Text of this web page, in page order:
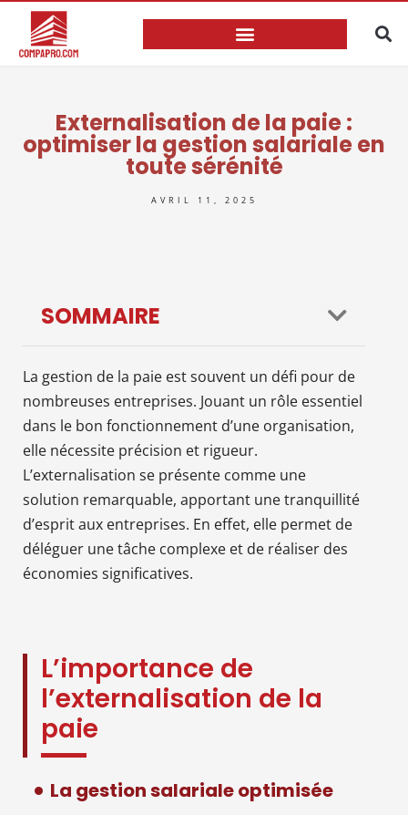
Externalisation de la paie :
optimiser la gestion salariale en
toute sérénité
AVRIL 11, 2025
SOMMAIRE
La gestion de la paie est souvent un défi pour de
nombreuses entreprises. Jouant un rôle essentiel
dans le bon fonctionnement d’une organisation,
elle nécessite précision et rigueur.
L’externalisation se présente comme une
solution remarquable, apportant une tranquillité
d’esprit aux entreprises. En effet, elle permet de
déléguer une tâche complexe et de réaliser des
économies significatives.
L’importance de
l’externalisation de la
paie
La gestion salariale optimisée